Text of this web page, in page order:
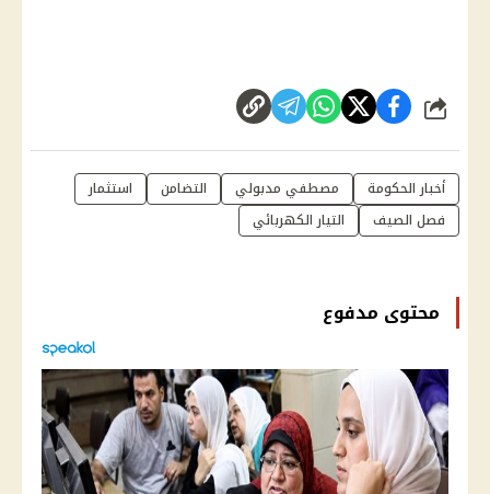
شارك
أخبار الحكومة مصطفي مدبولي التضامن
استثمار
فصل الصيف
التيار الكهربائي
محتوى مدفوع